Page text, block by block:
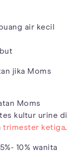
air kecil
jika Moms
Moms
kultur urine di
trimester ketiga.
10% wanita